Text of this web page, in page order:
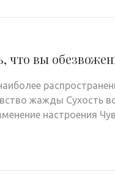
что вы
жажды Сухость
настроения